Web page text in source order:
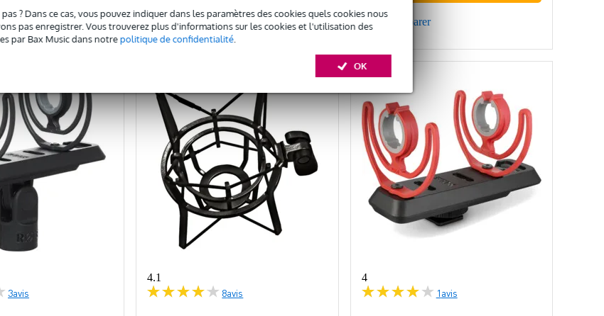
? Dans ce cas, vous pouvez indiquer dans les paramètres des cookies quels cookies nous
pas enregistrer. Vous trouverez plus d'informations sur les cookies et l'utilisation des
par Bax Music dans notrepolitique de confidentialité.
OK
Comparer Comparer
3avis
4.1
8avis
4
1avis